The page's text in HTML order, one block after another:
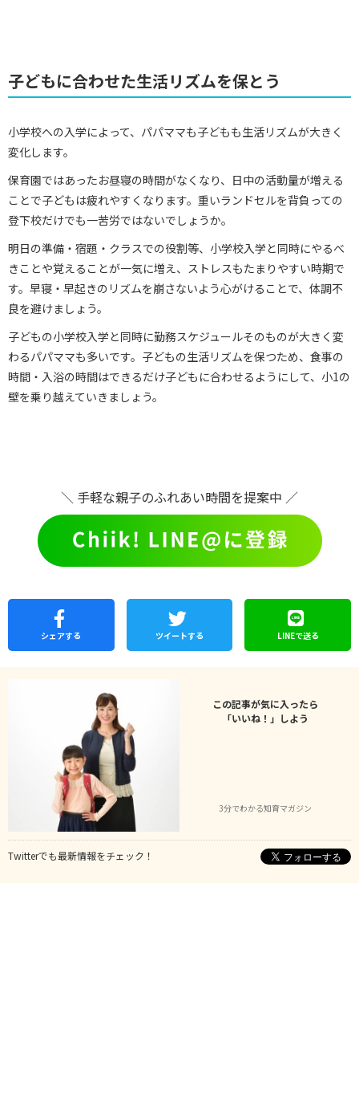
子どもに合わせた生活リズムを保とう
小学校への入学によって、パパママも子どもも生活リズムが大きく
変化します。
保育園ではあったお昼寝の時間がなくなり、日中の活動量が増える
ことで子どもは疲れやすくなります。重いランドセルを背負っての
登下校だけでも一苦労ではないでしょうか。
明日の準備・宿題・クラスでの役割等、小学校入学と同時にやるべ
きことや覚えることが一気に増え、ストレスもたまりやすい時期で
す。早寝・早起きのリズムを崩さないよう心がけることで、体調不
良を避けましょう。
子どもの小学校入学と同時に勤務スケジュールそのものが大きく変
わるパパママも多いです。子どもの生活リズムを保つため、食事の
時間・入浴の時間はできるだけ子どもに合わせるようにして、小1の
壁を乗り越えていきましょう。
＼ 手軽な親子のふれあい時間を提案中 ／
シェアする ツイートする LINEで送る
この記事が気に入ったら
「いいね！」しよう
3分でわかる知育マガジン
Twitterでも最新情報をチェック！